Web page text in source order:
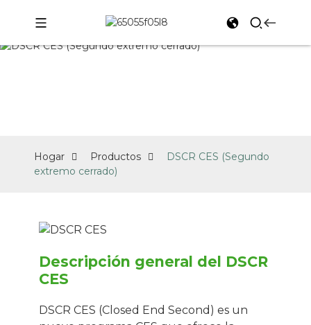
Hogar Productos
DSCR CES (Segundo
extremo cerrado)
Descripción general del DSCR
CES
DSCR CES (Closed End Second) es un